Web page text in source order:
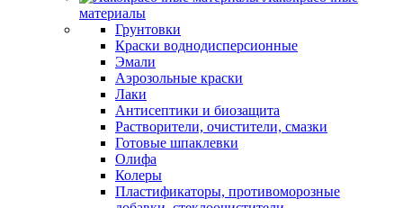
материалы
Грунтовки
Краски воднодисперсионные
Эмали
Аэрозольные краски
Лаки
Антисептики и биозащита
Растворители, очистители, смазки
Готовые шпаклевки
Олифа
Колеры
Пластификаторы, противоморозные